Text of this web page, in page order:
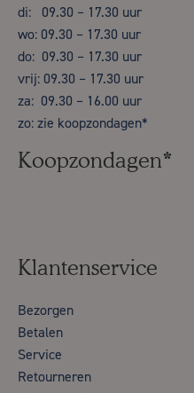
di: 09.30 – 17.30 uur
wo: 09.30 – 17.30 uur
do: 09.30 – 17.30 uur
vrij: 09.30 – 17.30 uur
za: 09.30 – 16.00 uur
zo: zie koopzondagen*
Koopzondagen*
Klantenservice
Bezorgen
Betalen
Service
Retourneren